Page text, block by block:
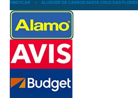
FINDYCAR » ALUGUER DE CARROS SANTA CRUZ DAS FLORES